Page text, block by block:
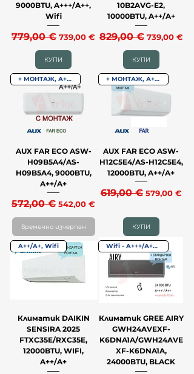
9000BTU, A+++/A++,
Wifi
Редовна цена
779,00 € Продажна цена
739,00 €
КУПИ
10B2AVG-E2,
10000BTU, A++/A+
Редовна цена
829,00 € Продажна
739,00 €
КУПИ
+ МОНТАЖ, А++/А+
AUX FAR ECO ASW-
H09B5A4/AS-
H09B5A4, 9000BTU,
A++/A+
Редовна цена
572,00 € Продажна цена
542,00 €
временно изчерпан
+ МОНТАЖ, А++/А+
AUX FAR ECO ASW-
H12C5E4/AS-H12C5E4,
12000BTU, A++/A+
Редовна цена
619,00 € Продажна
579,00 €
КУПИ
A++/A+, Wifi
Климатик DAIKIN
SENSIRA 2025
FTXC35E/RXC35E,
12000BTU, WIFI,
A++/A+
Wifi - A+++/А++ - до -25˚C
Климатик GREE AIRY
GWH24AVEXF-
K6DNA1A/GWH24AVE
XF-K6DNA1A,
24000BTU, BLACK